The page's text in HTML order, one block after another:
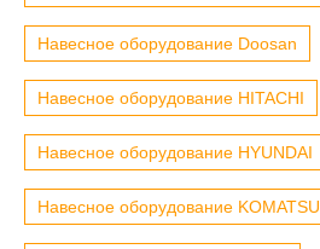
Навесное оборудование Doosan
Навесное оборудование HITACHI
Навесное оборудование HYUNDAI
Навесное оборудование KOMATSU